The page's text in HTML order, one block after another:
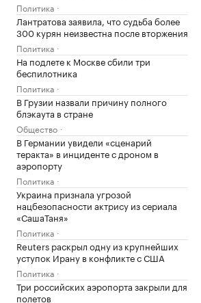
Политика
Лантратова заявила, что судьба более
300 курян неизвестна после вторжения
Политика
На подлете к Москве сбили три
беспилотника
Политика
В Грузии назвали причину полного
блэкаута в стране
Общество
В Германии увидели «сценарий
теракта» в инциденте с дроном в
аэропорту
Политика
Украина признала угрозой
нацбезопасности актрису из сериала
«СашаТаня»
Политика
Reuters раскрыл одну из крупнейших
уступок Ирану в конфликте с США
Политика
Три российских аэропорта закрыли для
полетов